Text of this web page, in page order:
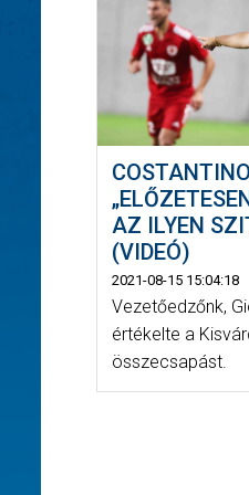
AZ ILYEN
(VIDEÓ)
2021-08-15 15:04:18
Vezetőedzőnk,
értékelte a
összecsapást.